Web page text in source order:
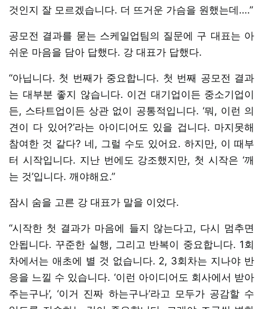
것인지 잘 모르겠습니다. 더 뜨거운 가슴을 원했는데….”
공모전 결과를 묻는 스케일업팀의 질문에 구 대표는 아
쉬운 마음을 담아 답했다. 강 대표가 답했다.
“아닙니다. 첫 번째가 중요합니다. 첫 번째 공모전 결과
는 대부분 좋지 않습니다. 이건 대기업이든 중소기업이
든, 스타트업이든 상관 없이 공통적입니다. ‘뭐, 이런 의
견이 다 있어?’라는 아이디어도 있을 겁니다. 마지못해
참여한 것 같다? 네, 그럴 수도 있어요. 하지만, 이 때부
터 시작입니다. 지난 번에도 강조했지만, 첫 시작은 ‘깨
는 것’입니다. 깨야해요.”
잠시 숨을 고른 강 대표가 말을 이었다.
“시작한 첫 결과가 마음에 들지 않는다고, 다시 멈추면
안됩니다. 꾸준한 실행, 그리고 반복이 중요합니다. 1회
차에서는 애초에 별 것 없습니다. 2, 3회차는 지나야 반
응을 느낄 수 있습니다. ‘이런 아이디어도 회사에서 받아
주는구나’, ‘이거 진짜 하는구나’라고 모두가 공감할 수